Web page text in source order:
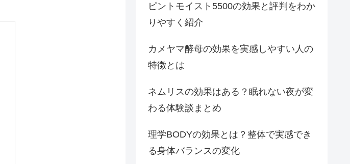
ピントモイスト5500の効果と評判をわか
りやすく紹介
カメヤマ酵母の効果を実感しやすい人の
特徴とは
ネムリスの効果はある？眠れない夜が変
わる体験談まとめ
理学BODYの効果とは？整体で実感でき
る身体バランスの変化